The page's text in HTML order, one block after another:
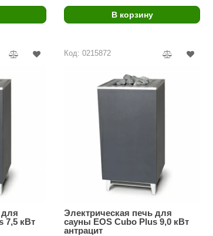
Варвара
EDMUNDAS
В корзину
для
7,5 кВт
Код: 0215872
Электрическая печь для
сауны EOS Cubo Plus 9,0 кВт
антрацит